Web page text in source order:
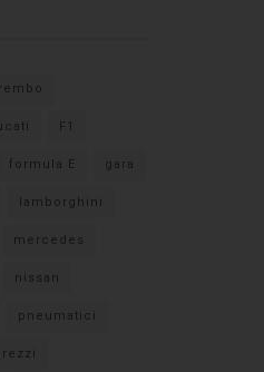
F1
formula E gara
lamborghini
mercedes
nissan
pneumatici